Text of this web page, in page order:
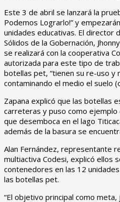
Este 3 de abril se lanzará la
Podemos Lograrlo!” y
unidades educativas. El director
Sólidos de la Gobernación,
se realizará con la cooperativa
autorizada para este tipo de
botellas pet, “tienen su re-uso y
contaminando el medio el suelo
Zapana explicó que las botellas
carreteras y puso como ejemplo
que desemboca en el lago
además de la basura se
Alan Fernández, representante
multiactiva Codesi, explicó ellos
contenedores en las 12
las botellas pet.
“El objetivo principal como